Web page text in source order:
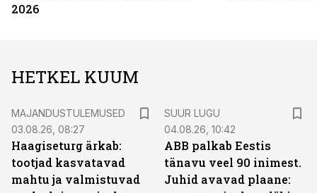
2026
HETKEL KUUM
MAJANDUSTULEMUSED
03.08.26, 08:27
Haagiseturg ärkab:
tootjad kasvatavad
mahtu ja valmistuvad
SUUR LUGU
04.08.26, 10:42
ABB palkab Eestis
tänavu veel 90 inimest.
Juhid avavad plaane: